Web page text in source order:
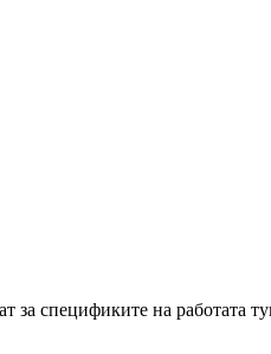
спецификите на работата